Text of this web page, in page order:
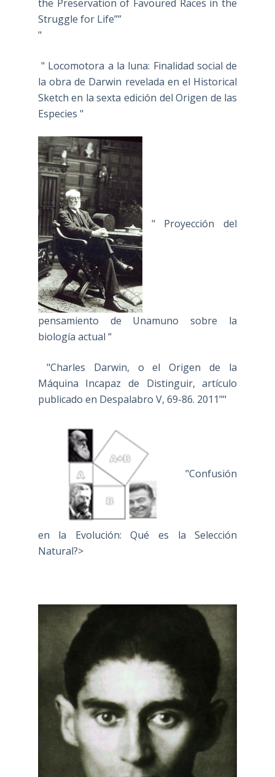
the Preservation of Favoured Races in the
Struggle for Life””
"
" Locomotora a la luna: Finalidad social de
la obra de Darwin revelada en el Historical
Sketch en la sexta edición del Origen de las
Especies "
" Proyección del
pensamiento de Unamuno sobre la
biología actual “
"Charles Darwin, o el Origen de la
Máquina Incapaz de Distinguir, artículo
publicado en Despalabro V, 69-86. 2011""
"Confusión
en la Evolución: Qué es la Selección
Natural?>